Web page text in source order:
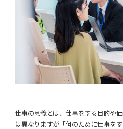
仕事の意義とは、仕事をする目的や
は異なりますが「何のために仕事を